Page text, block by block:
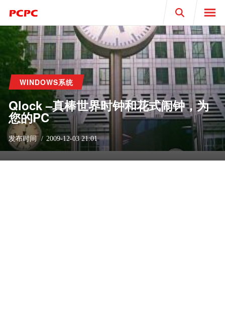
Search
WINDOWS系统
Qlock –真棒世界时钟和花式闹钟，为
您的PC
发布时间 2009-12-03 21:01